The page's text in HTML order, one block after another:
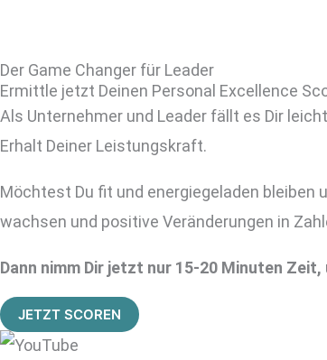
Der Game Changer für Leader
Ermittle jetzt Deinen Personal Excellence
Als Unternehmer und Leader fällt es Dir
Erhalt Deiner Leistungskraft.
Möchtest Du fit und energiegeladen bleiben
wachsen und positive Veränderungen in
Dann nimm Dir jetzt nur 15-20 Minuten
JETZT SCOREN